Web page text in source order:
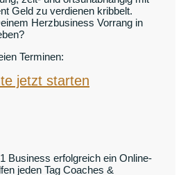
Geld zu verdienen kribbelt.
Herzbusiness Vorrang in
Terminen:
jetzt starten
Business erfolgreich ein Online-
jeden Tag Coaches &